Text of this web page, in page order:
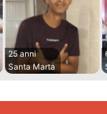
25 anni
Santa Marta